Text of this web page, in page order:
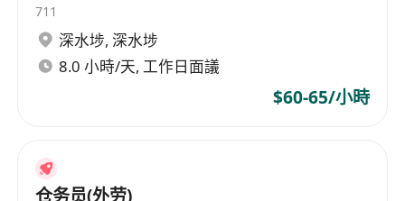
711
深水埗, 深水埗
8.0 小時/天, 工作日面議
$60-65/小時
仓务员(外劳)